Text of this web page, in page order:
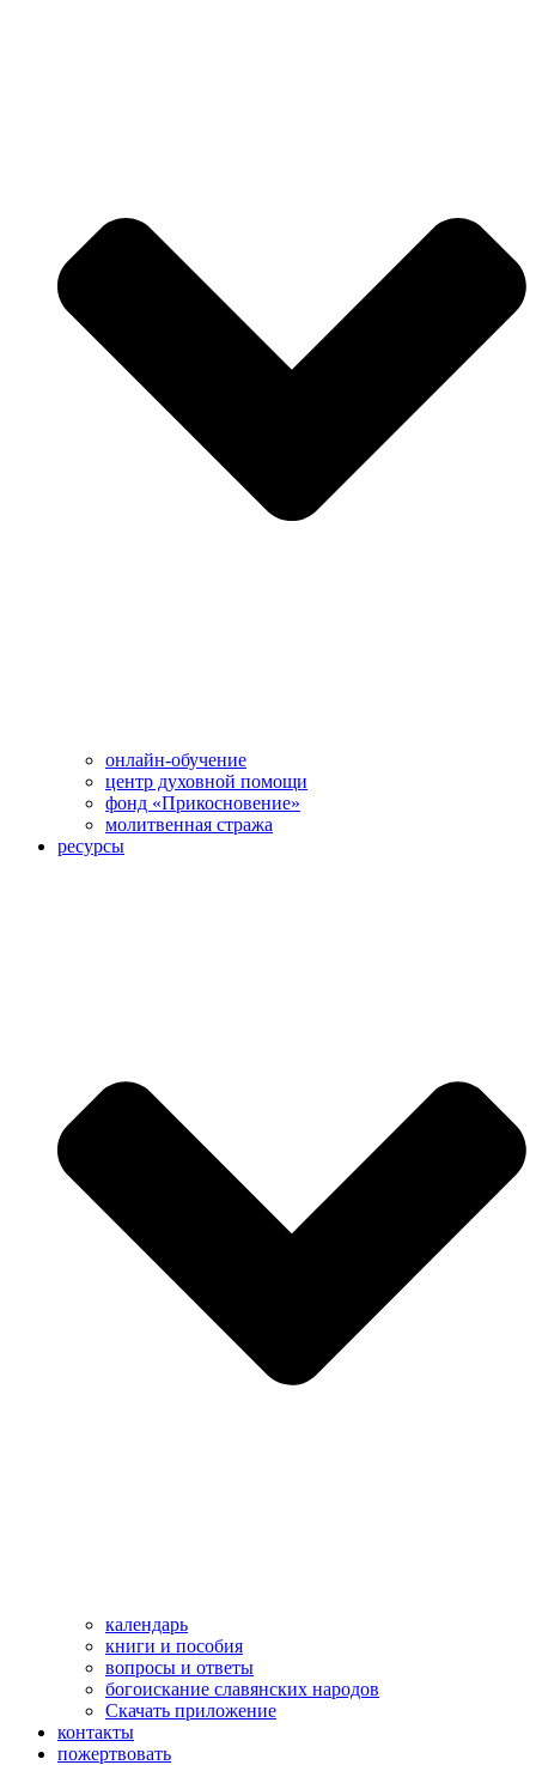
онлайн-обучение
центр духовной помощи
фонд «Прикосновение»
молитвенная стража
ресурсы
календарь
книги и пособия
вопросы и ответы
богоискание славянских народов
Скачать приложение
контакты
пожертвовать